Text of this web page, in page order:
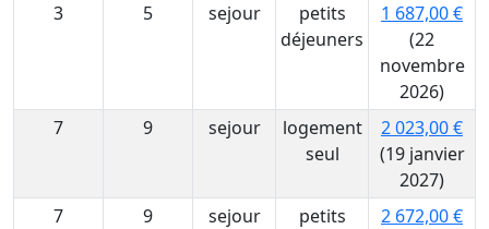
3
5 sejour
petits
déjeuners
1 687,00 €
(22
novembre
2026)
7
9 sejour
logement
seul
2 023,00 €
(19 janvier
2027)
7
9 sejour
petits
2 672,00 €